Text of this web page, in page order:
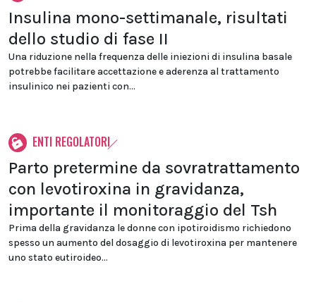
Insulina mono-settimanale, risultati
dello studio di fase II
Una riduzione nella frequenza delle iniezioni di insulina basale
potrebbe facilitare accettazione e aderenza al trattamento
insulinico nei pazienti con...
ENTI REGOLATORI
Parto pretermine da sovratrattamento
con levotiroxina in gravidanza,
importante il monitoraggio del Tsh
Prima della gravidanza le donne con ipotiroidismo richiedono
spesso un aumento del dosaggio di levotiroxina per mantenere
uno stato eutiroideo...